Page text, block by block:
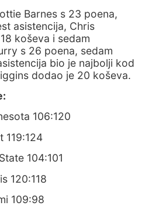
Barnes s 23 poena,
asistencija, Chris
koševa i sedam
s 26 poena, sedam
bio je najbolji kod
dodao je 20 koševa.
106:120
119:124
104:101
120:118
109:98